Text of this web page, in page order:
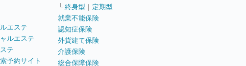
エステ
ルエステ
テ
予約サイト
└ 終身型 ｜ 定期型
就業不能保険
認知症保険
外貨建て保険
介護保険
総合保障保険